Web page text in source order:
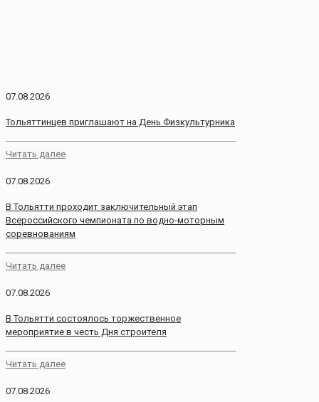
07.08.2026
Тольяттинцев приглашают на День Физкультурника
Читать далее
07.08.2026
В Тольятти проходит заключительный этап
Всероссийского чемпионата по водно-моторным
соревнованиям
Читать далее
07.08.2026
В Тольятти состоялось торжественное
мероприятие в честь Дня строителя
Читать далее
07.08.2026